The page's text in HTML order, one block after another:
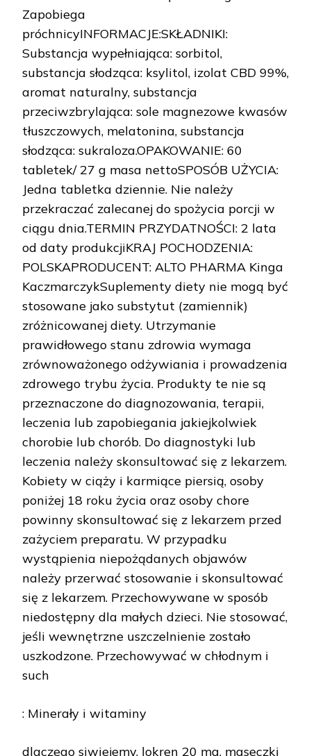
Zapobiega
próchnicyINFORMACJE:SKŁADNIKI:
Substancja wypełniająca: sorbitol,
substancja słodząca: ksylitol, izolat CBD 99%,
aromat naturalny, substancja
przeciwzbrylająca: sole magnezowe kwasów
tłuszczowych, melatonina, substancja
słodząca: sukraloza.OPAKOWANIE: 60
tabletek/ 27 g masa nettoSPOSÓB UŻYCIA:
Jedna tabletka dziennie. Nie należy
przekraczać zalecanej do spożycia porcji w
ciągu dnia.TERMIN PRZYDATNOŚCI: 2 lata
od daty produkcjiKRAJ POCHODZENIA:
POLSKAPRODUCENT: ALTO PHARMA Kinga
KaczmarczykSuplementy diety nie mogą być
stosowane jako substytut (zamiennik)
zróżnicowanej diety. Utrzymanie
prawidłowego stanu zdrowia wymaga
zrównoważonego odżywiania i prowadzenia
zdrowego trybu życia. Produkty te nie są
przeznaczone do diagnozowania, terapii,
leczenia lub zapobiegania jakiejkolwiek
chorobie lub chorób. Do diagnostyki lub
leczenia należy skonsultować się z lekarzem.
Kobiety w ciąży i karmiące piersią, osoby
poniżej 18 roku życia oraz osoby chore
powinny skonsultować się z lekarzem przed
zażyciem preparatu. W przypadku
wystąpienia niepożądanych objawów
należy przerwać stosowanie i skonsultować
się z lekarzem. Przechowywane w sposób
niedostępny dla małych dzieci. Nie stosować,
jeśli wewnętrzne uszczelnienie zostało
uszkodzone. Przechowywać w chłodnym i
such
: Minerały i witaminy
dlaczego siwiejemy, lokren 20 mg, maseczki